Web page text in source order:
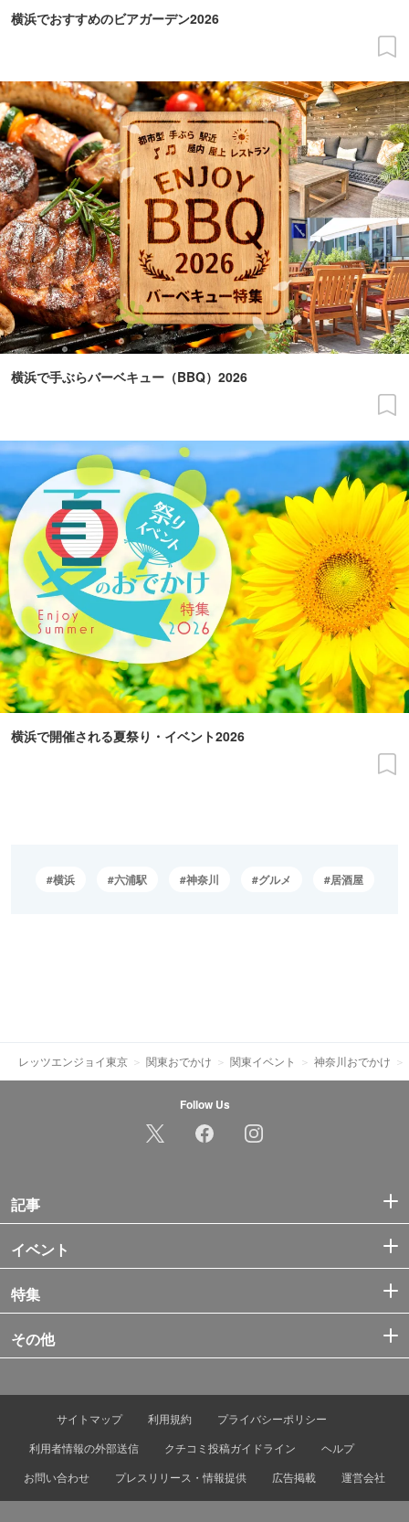
横浜でおすすめのビアガーデン2026
横浜で手ぶらバーベキュー（BBQ）2026
横浜で開催される夏祭り・イベント2026
横浜 六浦駅 神奈川 グルメ 居酒屋
レッツエンジョイ東京 関東おでかけ 関東イベント 神奈川おでかけ
Follow Us
記事
イベント
特集
その他
サイトマップ 利用規約
プライバシーポリシー
利用者情報の外部送信
クチコミ投稿ガイドライン
ヘルプ
お問い合わせ
プレスリリース・情報提供 広告掲載 運営会社